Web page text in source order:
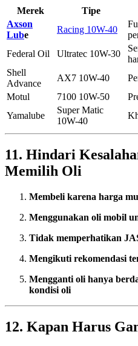
Merek Tipe
Axson
Lube
Racing 10W-40
Federal Oil
Ultratec 10W-30
Shell
Advance
AX7 10W-40
Motul
7100 10W-50
Yamalube
Super Matic
10W-40
11. Hindari
Memilih Oli
Membeli karena harga
Menggunakan oli mobil
Tidak memperhatikan
Mengikuti rekomendasi
Mengganti oli hanya
kondisi oli
12. Kapan Harus